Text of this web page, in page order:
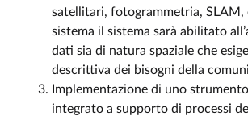
satellitari, fotogrammetria, SLAM,
sistema il sistema sarà abilitato
dati sia di natura spaziale che
descrittiva dei bisogni della
Implementazione di uno
integrato a supporto di processi